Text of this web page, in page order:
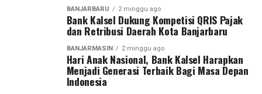
“Dengan beroperasinya kembali kedua pembangkit
berkapasitas masing-masing 100 megawatt tersebut,
sistem interkoneksi kelistrikan Kalimantan Selatan,
Kalimantan Tengah, Timur dan Kalimantan Utara,
dipastikan akan semakin kuat dan andal dalam
memenuhi kebutuhan listrik masyarakat, ” pungkasnya.
Post Views: 26
Sebarkan
WhatsApp 0 Facebook 0
Messenger 0
BANJARBARU 2 minggu ago
Bank Kalsel Dukung Kompetisi QRIS Pajak
dan Retribusi Daerah Kota Banjarbaru
BANJARMASIN 2 minggu ago
Hari Anak Nasional, Bank Kalsel Harapkan
Menjadi Generasi Terbaik Bagi Masa Depan
Indonesia